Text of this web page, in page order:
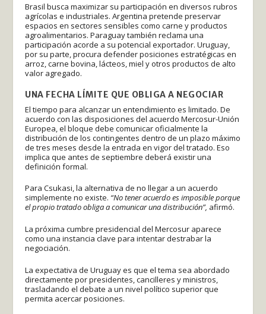
Brasil busca maximizar su participación en diversos rubros
agrícolas e industriales. Argentina pretende preservar
espacios en sectores sensibles como carne y productos
agroalimentarios. Paraguay también reclama una
participación acorde a su potencial exportador. Uruguay,
por su parte, procura defender posiciones estratégicas en
arroz, carne bovina, lácteos, miel y otros productos de alto
valor agregado.
UNA FECHA LÍMITE QUE OBLIGA A NEGOCIAR
El tiempo para alcanzar un entendimiento es limitado. De
acuerdo con las disposiciones del acuerdo Mercosur-Unión
Europea, el bloque debe comunicar oficialmente la
distribución de los contingentes dentro de un plazo máximo
de tres meses desde la entrada en vigor del tratado. Eso
implica que antes de septiembre deberá existir una
definición formal.
Para Csukasi, la alternativa de no llegar a un acuerdo
simplemente no existe. “No tener acuerdo es imposible porque
el propio tratado obliga a comunicar una distribución”, afirmó.
La próxima cumbre presidencial del Mercosur aparece
como una instancia clave para intentar destrabar la
negociación.
La expectativa de Uruguay es que el tema sea abordado
directamente por presidentes, cancilleres y ministros,
trasladando el debate a un nivel político superior que
permita acercar posiciones.